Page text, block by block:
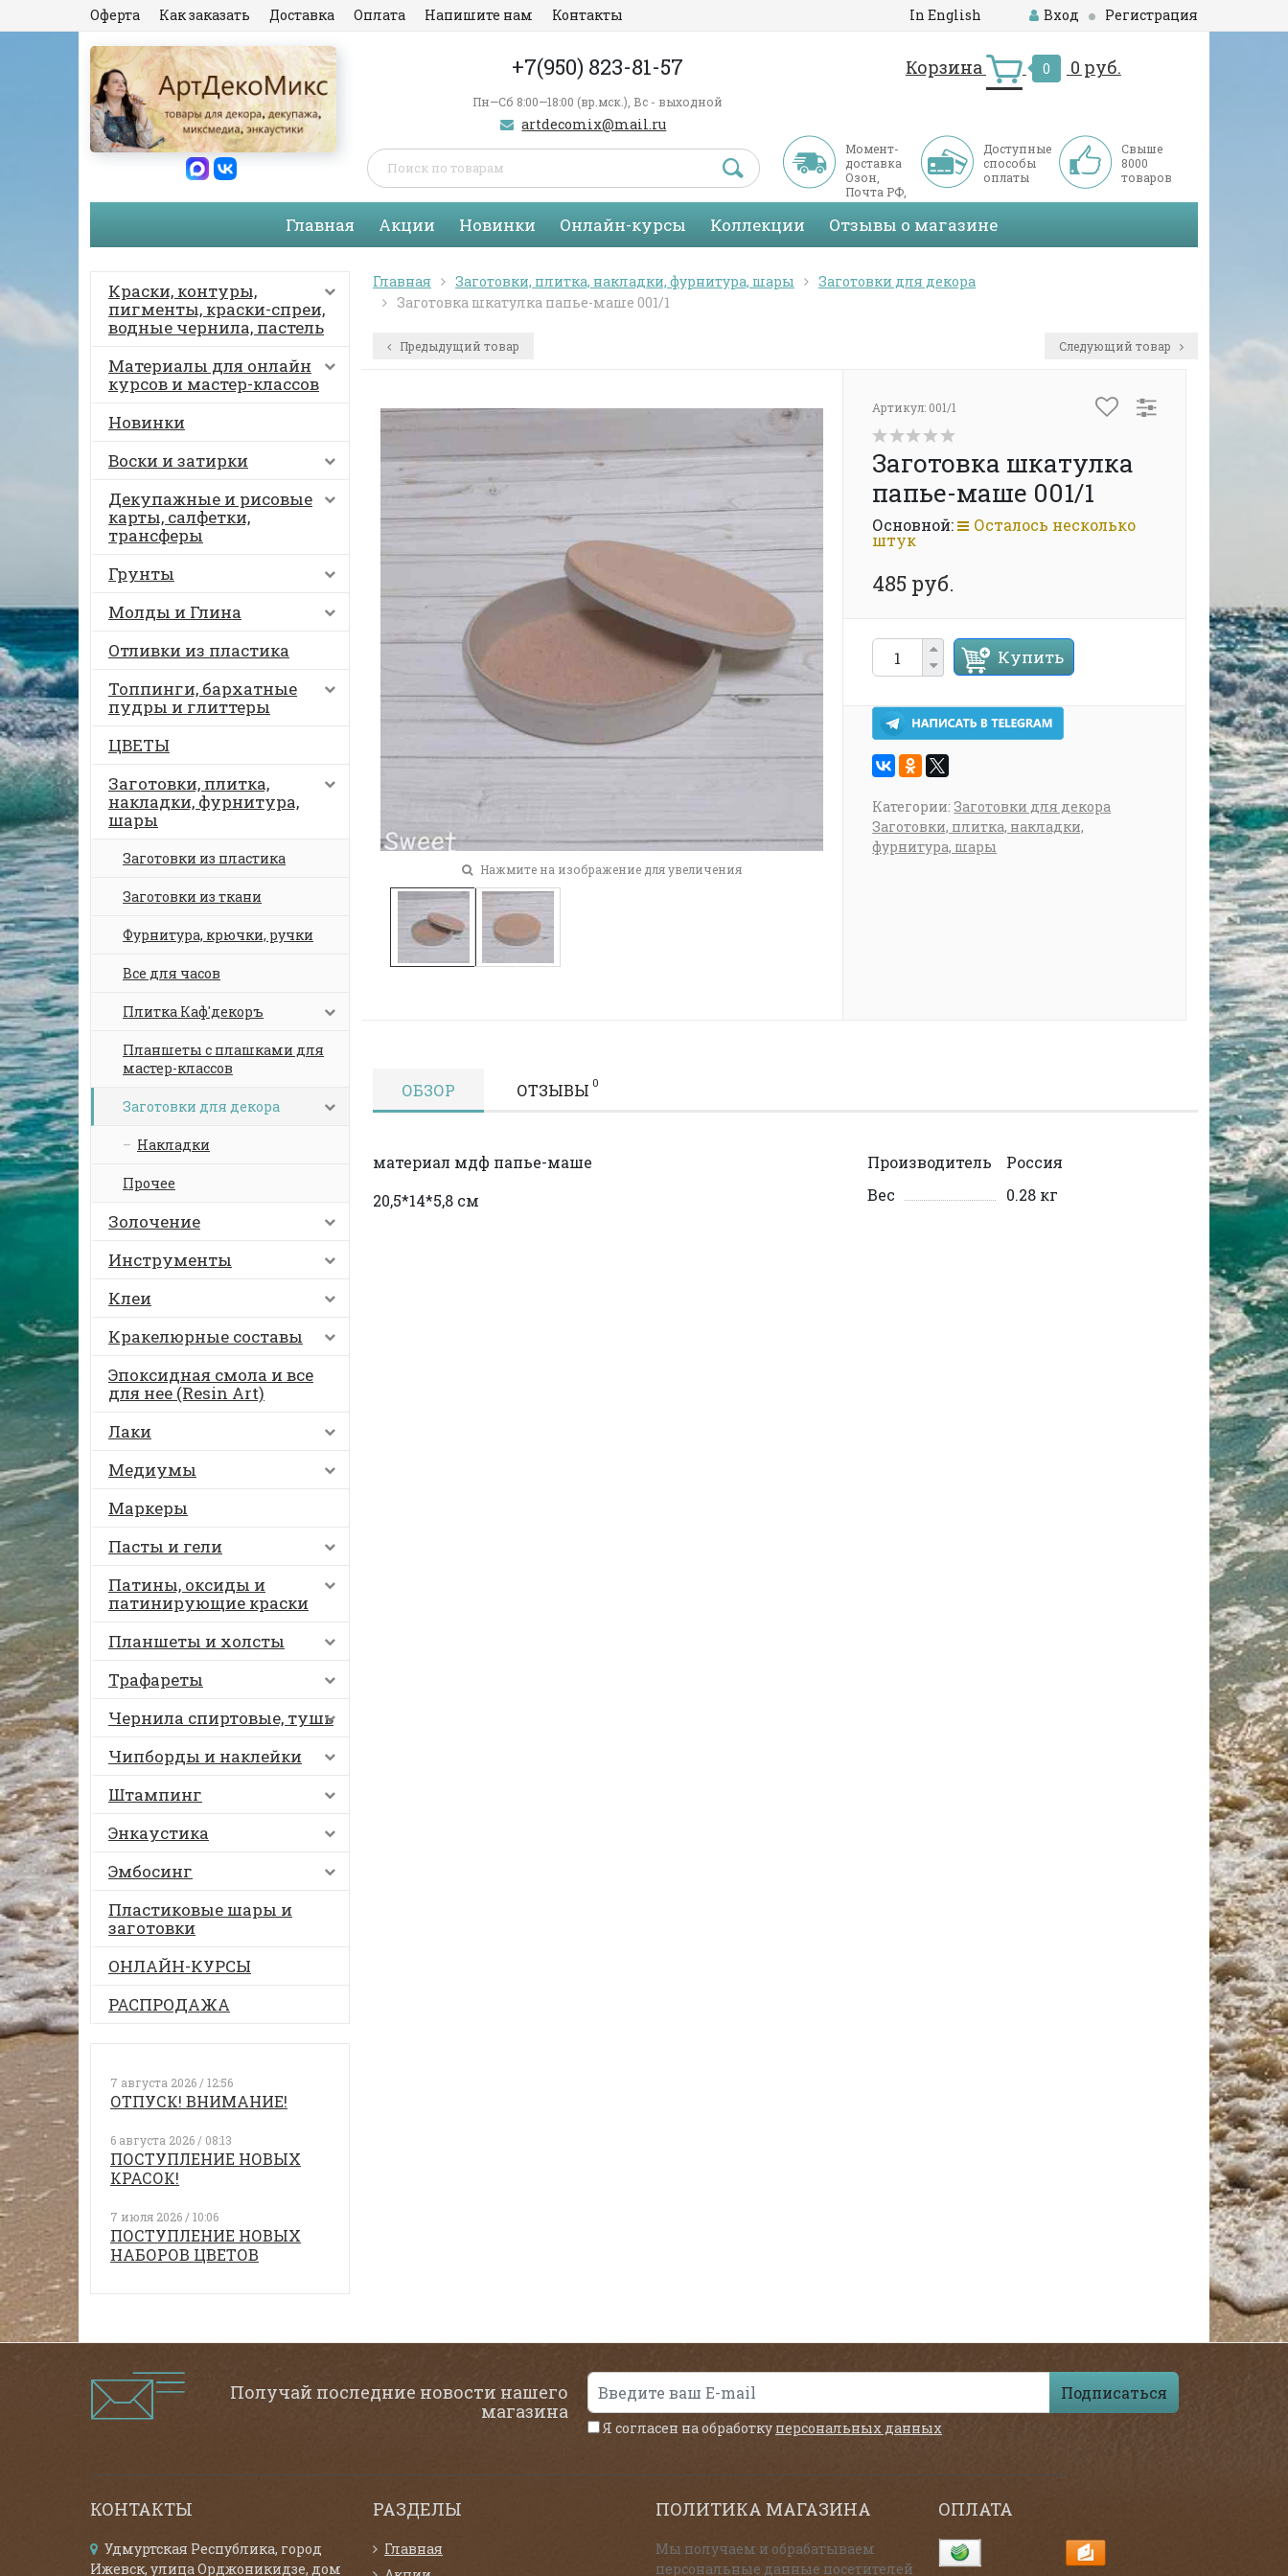
Оферта Как заказать Доставка Оплата Напишите нам Контакты In English Вход Регистрация
+7(950) 823-81-57
Пн—Сб 8:00—18:00 (вр.мск.), Вс - выходной
artdecomix@mail.ru
Корзина 0 0 руб.
Момент-
доставка
Озон,
Почта РФ,
СДЭК
Доступные
способы
оплаты
Свыше
8000
товаров
Главная Акции Новинки Онлайн-курсы Коллекции Отзывы о магазине
Краски, контуры,
пигменты, краски-спреи,
водные чернила, пастель
Материалы для онлайн
курсов и мастер-классов
Новинки
Воски и затирки
Декупажные и рисовые
карты, салфетки,
трансферы
Грунты
Молды и Глина
Отливки из пластика
Топпинги, бархатные
пудры и глиттеры
ЦВЕТЫ
Заготовки, плитка,
накладки, фурнитура,
шары
Заготовки из пластика
Заготовки из ткани
Фурнитура, крючки, ручки
Все для часов
Плитка Каф'декоръ
Планшеты с плашками для
мастер-классов
Заготовки для декора
Накладки
Прочее
Золочение
Инструменты
Клеи
Кракелюрные составы
Эпоксидная смола и все
для нее (Resin Art)
Лаки
Медиумы
Маркеры
Пасты и гели
Патины, оксиды и
патинирующие краски
Планшеты и холсты
Трафареты
Чернила спиртовые, тушь
Чипборды и наклейки
Штампинг
Энкаустика
Эмбосинг
Пластиковые шары и
заготовки
ОНЛАЙН-КУРСЫ
РАСПРОДАЖА
7 августа 2026 / 12:56
ОТПУСК! ВНИМАНИЕ!
6 августа 2026 / 08:13
ПОСТУПЛЕНИЕ НОВЫХ
КРАСОК!
7 июля 2026 / 10:06
ПОСТУПЛЕНИЕ НОВЫХ
НАБОРОВ ЦВЕТОВ
Главная Заготовки, плитка, накладки, фурнитура, шары
Заготовки для декора
Заготовка шкатулка папье-маше 001/1
Предыдущий товар Следующий товар
Нажмите на изображение для увеличения
Артикул: 001/1
Заготовка шкатулка
папье-маше 001/1
Основной: Осталось несколько
штук
485 руб.
Купить
Категории:Заготовки для декора
Заготовки, плитка, накладки,
фурнитура, шары
ОБЗОР ОТЗЫВЫ 0
материал мдф папье-маше
20,5*14*5,8 см
Производитель
Россия
Вес
0.28 кг
Получай последние новости нашего
магазина
Подписаться
Я согласен на обработку персональных данных
КОНТАКТЫ
Удмуртская Республика, город
Ижевск, улица Орджоникидзе, дом
РАЗДЕЛЫ
Главная
ПОЛИТИКА МАГАЗИНА
Мы получаем и обрабатываем
персональные данные посетителей
ОПЛАТА